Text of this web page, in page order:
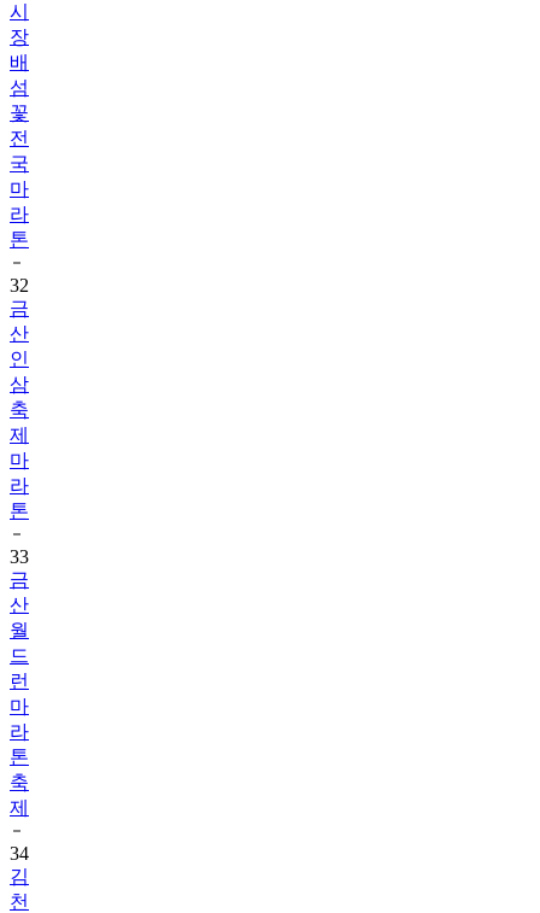
시
장
배
섬
꽃
전
국
마
라
톤
32
금
산
인
삼
축
제
마
라
톤
33
금
산
월
드
런
마
라
톤
축
제
34
김
천